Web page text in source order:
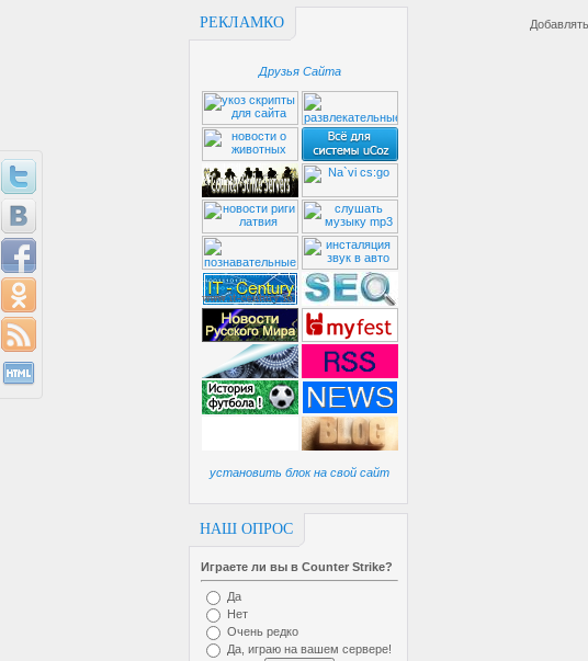
РЕКЛАМКО
Друзья Сайта
установить блок на свой сайт
НАШ ОПРОС
Играете ли вы в Counter Strike?
Да
Нет
Очень редко
Да, играю на вашем сервере!